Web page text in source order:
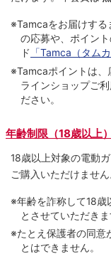
※Tamcaをお届けする
の応募や、ポイン
ド 「Tamca（タム
※Tamcaポイントは、
ラインショップご
ださい。
年齢制限（18歳以上
18歳以上対象の電動
ご購入いただけません
※年齢を詐称して18歳
とさせていただきま
※たとえ保護者の同意
とはできません。